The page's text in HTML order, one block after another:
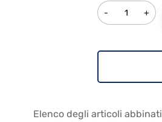
Quantità
Elenco degli articoli abbinati